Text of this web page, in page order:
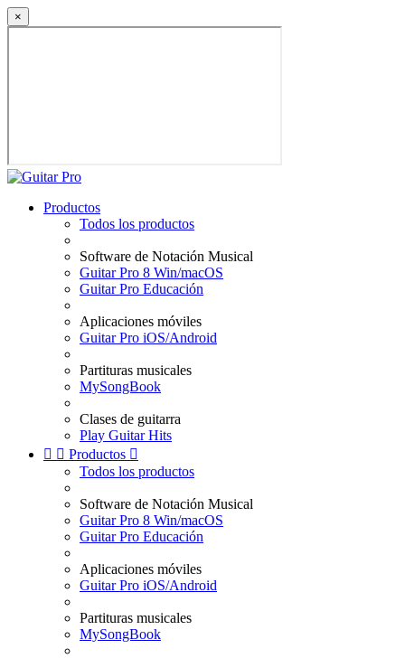
×
Productos
Todos los productos
Software de Notación Musical
Guitar Pro 8 Win/macOS
Guitar Pro Educación
Aplicaciones móviles
Guitar Pro iOS/Android
Partituras musicales
MySongBook
Clases de guitarra
Play Guitar Hits
  Productos 
Todos los productos
Software de Notación Musical
Guitar Pro 8 Win/macOS
Guitar Pro Educación
Aplicaciones móviles
Guitar Pro iOS/Android
Partituras musicales
MySongBook